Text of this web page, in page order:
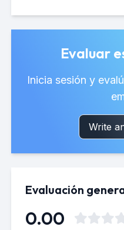
Evaluar
Inicia sesión y
Write
Evaluación
0.00